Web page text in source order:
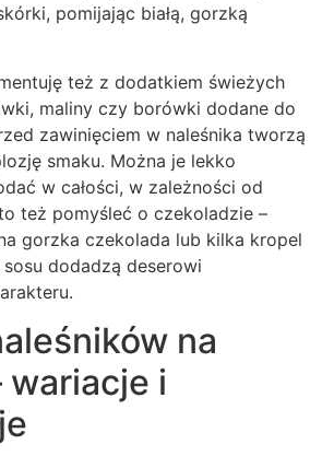
pomijając białą, gorzką
też z dodatkiem świeżych
maliny czy borówki dodane do
zawinięciem w naleśnika tworzą
smaku. Można je lekko
w całości, w zależności od
też pomyśleć o czekoladzie –
gorzka czekolada lub kilka kropel
dodadzą deserowi
na
wariacje i